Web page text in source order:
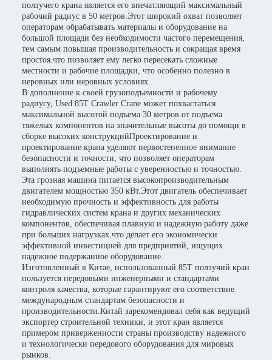
ползучего крана является его впечатляющий максимальный
рабочий радиус в 50 метров.Этот широкий охват позволяет
операторам обрабатывать материалы и оборудование на
большой площади без необходимости частого перемещения,
тем самым повышая производительность и сокращая время
простоя.что позволяет ему легко пересекать сложные
местности и рабочие площадки, что особенно полезно в
неровных или неровных условиях.
В дополнение к своей грузоподъемности и рабочему
радиусу, Used 85T Crawler Crane может похвастаться
максимальной высотой подъема 30 метров.от подъема
тяжелых компонентов на значительные высоты до помощи в
сборке высоких конструкцийПроектирование и
проектирование крана уделяют первостепенное внимание
безопасности и точности, что позволяет операторам
выполнять подъемные работы с уверенностью и точностью.
Эта грозная машина питается высокопроизводительным
двигателем мощностью 350 кВт.Этот двигатель обеспечивает
необходимую прочность и эффективность для работы
гидравлических систем крана и других механических
компонентов, обеспечивая плавную и надежную работу даже
при больших нагрузках.что делает его экономически
эффективной инвестицией для предприятий, ищущих
надежное подержанное оборудование.
Изготовленный в Китае, использованный 85T ползучий кран
пользуется передовыми инженерными и стандартами
контроля качества, которые гарантируют его соответствие
международным стандартам безопасности и
производительности.Китай зарекомендовал себя как ведущий
экспортер строительной техники, и этот кран является
примером приверженности страны производству надежного
и технологически передового оборудования для мировых
рынков.